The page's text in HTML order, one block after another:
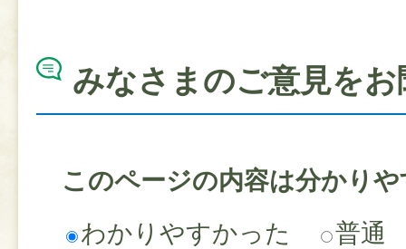
みなさまのご意見を
このページの内容は分かり
わかりやすかった
普通